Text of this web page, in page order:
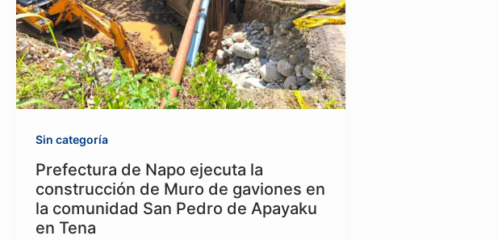
Sin categoría
Prefectura de Napo ejecuta la
construcción de Muro de gaviones en
la comunidad San Pedro de Apayaku
en Tena